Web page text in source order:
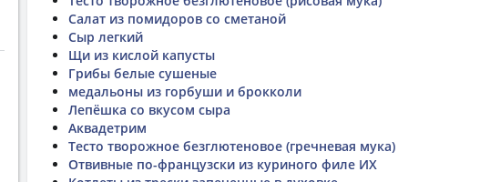
Салат из помидоров со сметаной
Сыр легкий
Щи из кислой капусты
Грибы белые сушеные
медальоны из горбуши и брокколи
Лепёшка со вкусом сыра
Аквадетрим
Тесто творожное безглютеновое (гречневая мука)
Отвивные по-французски из куриного филе ИХ